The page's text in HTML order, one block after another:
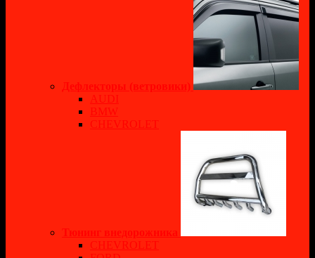
Дефлекторы (ветровики)
AUDI
BMW
CHEVROLET
Тюнинг внедорожника
CHEVROLET